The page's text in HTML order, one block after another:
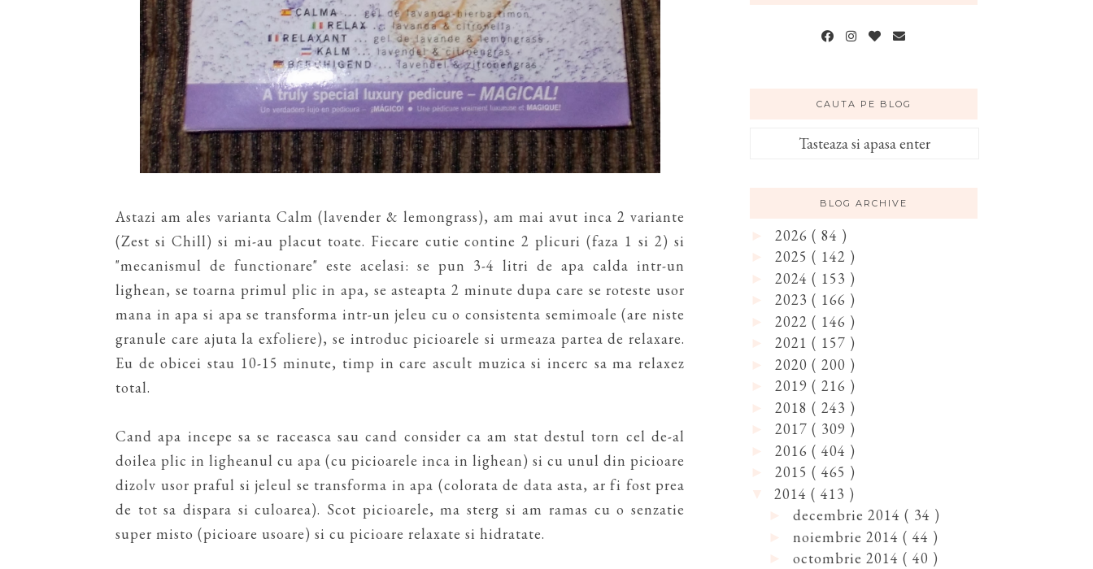
Astazi am ales varianta Calm (lavender & lemongrass), am mai avut inca 2 variante
(Zest si Chill) si mi-au placut toate. Fiecare cutie contine 2 plicuri (faza 1 si 2) si
"mecanismul de functionare" este acelasi: se pun 3-4 litri de apa calda intr-un
lighean, se toarna primul plic in apa, se asteapta 2 minute dupa care se roteste usor
mana in apa si apa se transforma intr-un jeleu cu o consistenta semimoale (are niste
granule care ajuta la exfoliere), se introduc picioarele si urmeaza partea de relaxare.
Eu de obicei stau 10-15 minute, timp in care ascult muzica si incerc sa ma relaxez
total.
Cand apa incepe sa se raceasca sau cand consider ca am stat destul torn cel de-al
doilea plic in ligheanul cu apa (cu picioarele inca in lighean) si cu unul din picioare
dizolv usor praful si jeleul se transforma in apa (colorata de data asta, ar fi fost prea
de tot sa dispara si culoarea). Scot picioarele, ma sterg si am ramas cu o senzatie
super misto (picioare usoare) si cu picioare relaxate si hidratate.
CAUTA PE BLOG
BLOG ARCHIVE
2026 ( 84 )
2025 ( 142 )
2024 ( 153 )
2023 ( 166 )
2022 ( 146 )
2021 ( 157 )
2020 ( 200 )
2019 ( 216 )
2018 ( 243 )
2017 ( 309 )
2016 ( 404 )
2015 ( 465 )
2014 ( 413 )
decembrie 2014 ( 34 )
noiembrie 2014 ( 44 )
octombrie 2014 ( 40 )